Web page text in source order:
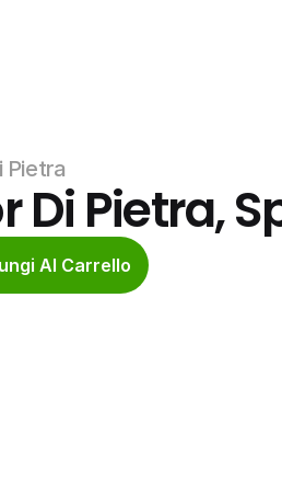
Pietra
Di Pietra,
Al Carrello